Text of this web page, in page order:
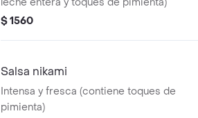
$ 1560
Salsa nikami
Intensa y fresca (contiene toques de
pimienta)